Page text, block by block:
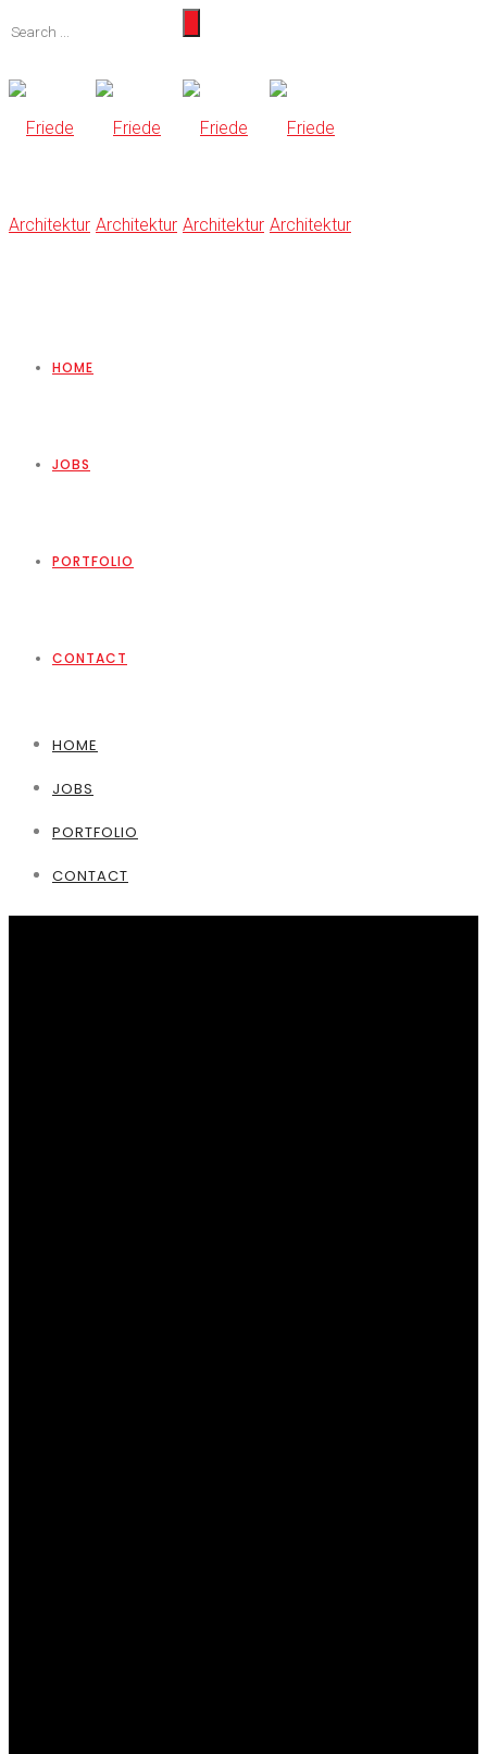
HOME
JOBS
PORTFOLIO
CONTACT
HOME
JOBS
PORTFOLIO
CONTACT